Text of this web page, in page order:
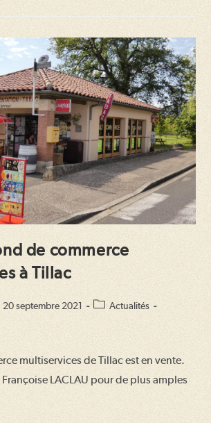
de commerce
à Tillac
20 septembre 2021
PostActualités
multiservices de Tillac est en vente.
LACLAU pour de plus amples